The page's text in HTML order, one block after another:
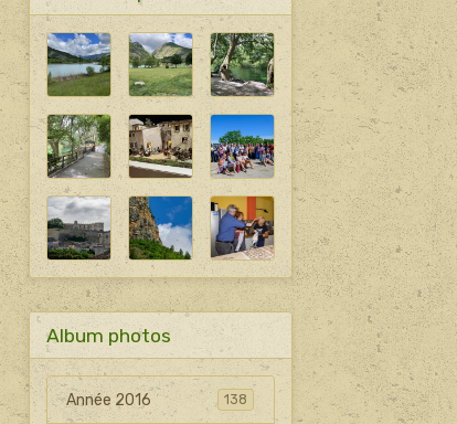
Album photos
Année 2016 138